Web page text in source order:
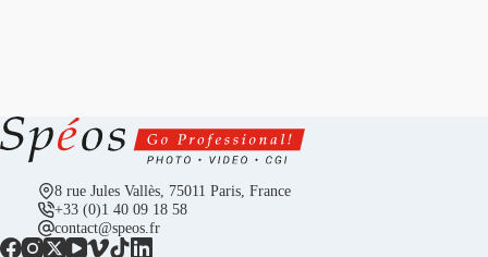
8 rue Jules Vallès, 75011 Paris, France
+33 (0)1 40 09 18 58
contact@speos.fr